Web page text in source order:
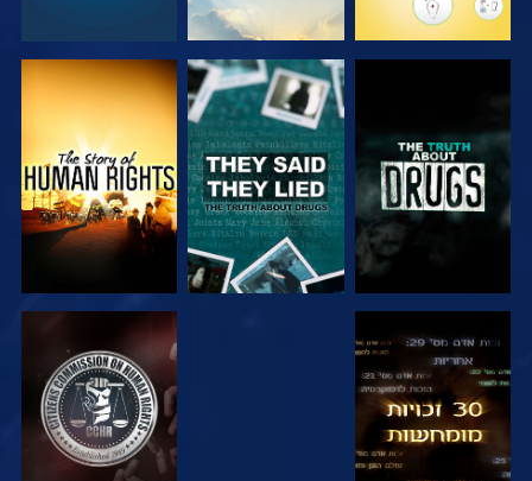
צפה צפה
צפה צפה